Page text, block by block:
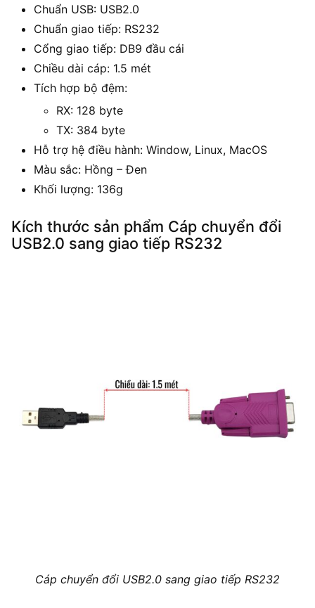
Chuẩn USB: USB2.0
Chuẩn giao tiếp: RS232
Cổng giao tiếp: DB9 đầu cái
Chiều dài cáp: 1.5 mét
Tích hợp bộ đệm:
RX: 128 byte
TX: 384 byte
Hỗ trợ hệ điều hành: Window, Linux, MacOS
Màu sắc: Hồng – Đen
Khối lượng: 136g
Kích thước sản phẩm Cáp chuyển đổi
USB2.0 sang giao tiếp RS232
Cáp chuyển đổi USB2.0 sang giao tiếp RS232